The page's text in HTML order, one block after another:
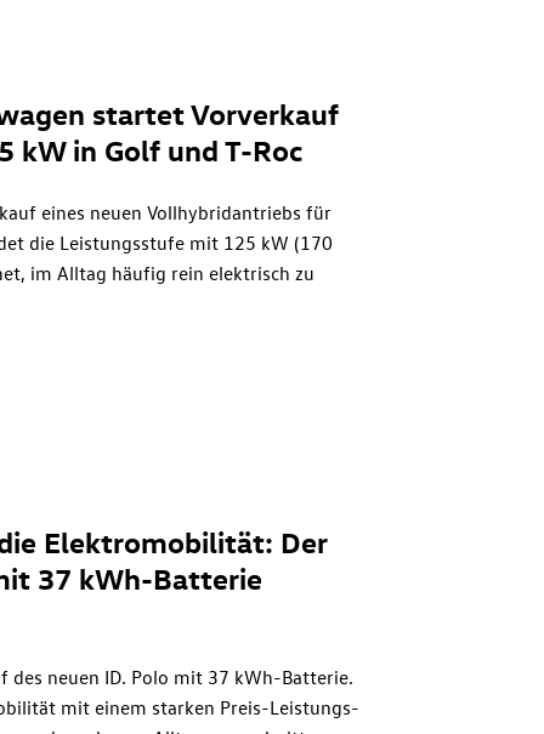
startet Vorverkauf
kW in Golf und T-Roc
eines neuen Vollhybridantriebs für
die Leistungsstufe mit 125 kW (170
im Alltag häufig rein elektrisch zu
die Wert auf einen niedrigen
Elektromobilität: Der
37 kWh-Batterie
des neuen ID. Polo mit 37 kWh-Batterie.
mit einem starken Preis-Leistungs-